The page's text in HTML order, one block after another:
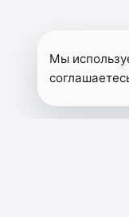
Мы